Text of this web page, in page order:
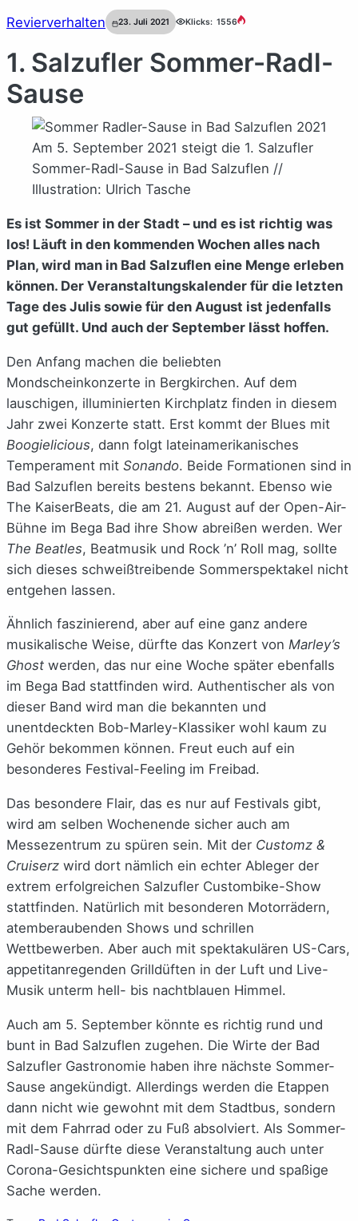
Revierverhalten 23. Juli 2021 Klicks: 1556
1. Salzufler Sommer-Radl-
Sause
Am 5. September 2021 steigt die 1. Salzufler
Sommer-Radl-Sause in Bad Salzuflen //
Illustration: Ulrich Tasche
Es ist Sommer in der Stadt – und es ist richtig was
los! Läuft in den kommenden Wochen alles nach
Plan, wird man in Bad Salzuflen eine Menge erleben
können. Der Veranstaltungskalender für die letzten
Tage des Julis sowie für den August ist jedenfalls
gut gefüllt. Und auch der September lässt hoffen.
Den Anfang machen die beliebten
Mondscheinkonzerte in Bergkirchen. Auf dem
lauschigen, illuminierten Kirchplatz finden in diesem
Jahr zwei Konzerte statt. Erst kommt der Blues mit
Boogielicious, dann folgt lateinamerikanisches
Temperament mit Sonando. Beide Formationen sind in
Bad Salzuflen bereits bestens bekannt. Ebenso wie
The KaiserBeats, die am 21. August auf der Open-Air-
Bühne im Bega Bad ihre Show abreißen werden. Wer
The Beatles, Beatmusik und Rock ’n’ Roll mag, sollte
sich dieses schweißtreibende Sommerspektakel nicht
entgehen lassen.
Ähnlich faszinierend, aber auf eine ganz andere
musikalische Weise, dürfte das Konzert von Marley’s
Ghost werden, das nur eine Woche später ebenfalls
im Bega Bad stattfinden wird. Authentischer als von
dieser Band wird man die bekannten und
unentdeckten Bob-Marley-Klassiker wohl kaum zu
Gehör bekommen können. Freut euch auf ein
besonderes Festival-Feeling im Freibad.
Das besondere Flair, das es nur auf Festivals gibt,
wird am selben Wochenende sicher auch am
Messezentrum zu spüren sein. Mit der Customz &
Cruiserz wird dort nämlich ein echter Ableger der
extrem erfolgreichen Salzufler Custombike-Show
stattfinden. Natürlich mit besonderen Motorrädern,
atemberaubenden Shows und schrillen
Wettbewerben. Aber auch mit spektakulären US-Cars,
appetitanregenden Grilldüften in der Luft und Live-
Musik unterm hell- bis nachtblauen Himmel.
Auch am 5. September könnte es richtig rund und
bunt in Bad Salzuflen zugehen. Die Wirte der Bad
Salzufler Gastronomie haben ihre nächste Sommer-
Sause angekündigt. Allerdings werden die Etappen
dann nicht wie gewohnt mit dem Stadtbus, sondern
mit dem Fahrrad oder zu Fuß absolviert. Als Sommer-
Radl-Sause dürfte diese Veranstaltung auch unter
Corona-Gesichtspunkten eine sichere und spaßige
Sache werden.